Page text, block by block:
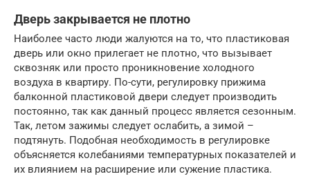
Дверь закрывается не плотно
Наиболее часто люди жалуются на то, что пластиковая
дверь или окно прилегает не плотно, что вызывает
сквозняк или просто проникновение холодного
воздуха в квартиру. По-сути, регулировку прижима
балконной пластиковой двери следует производить
постоянно, так как данный процесс является сезонным.
Так, летом зажимы следует ослабить, а зимой –
подтянуть. Подобная необходимость в регулировке
объясняется колебаниями температурных показателей и
их влиянием на расширение или сужение пластика.